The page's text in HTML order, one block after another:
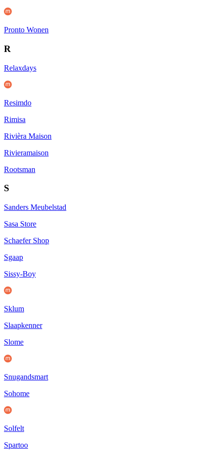
Pronto Wonen
R
Relaxdays
Resimdo
Rimisa
Rivièra Maison
Rivieramaison
Rootsman
S
Sanders Meubelstad
Sasa Store
Schaefer Shop
Sgaap
Sissy-Boy
Sklum
Slaapkenner
Slome
Snugandsmart
Sohome
Solfelt
Spartoo